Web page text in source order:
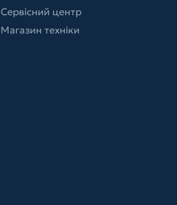
Сервісний центр
Магазин техніки